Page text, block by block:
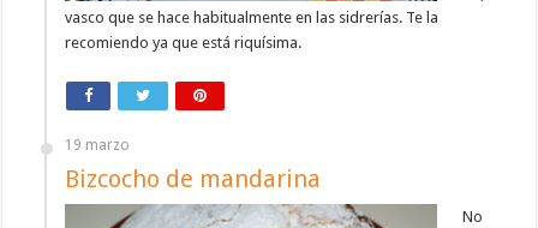
vasco que se hace habitualmente en las sidrerías. Te la
recomiendo ya que está riquísima.
19 marzo
Bizcocho de mandarina
No